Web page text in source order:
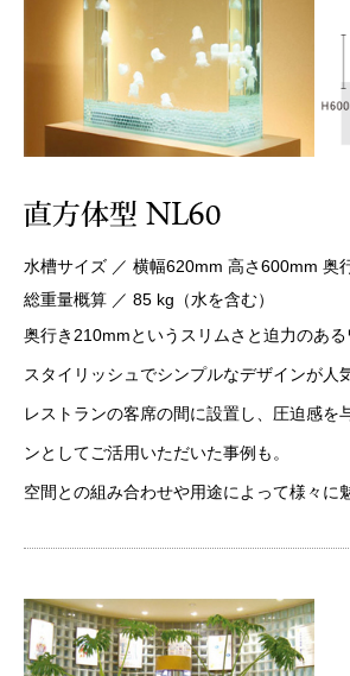
水槽サイズ ／ 横幅620mm 高さ600mm 奥
総重量概算 ／ 85 kg（水を含む）
奥行き210mmというスリムさと迫力のあ
スタイリッシュでシンプルなデザインが人
レストランの客席の間に設置し、圧迫感を
ンとしてご活用いただいた事例も。
空間との組み合わせや用途によって様々に